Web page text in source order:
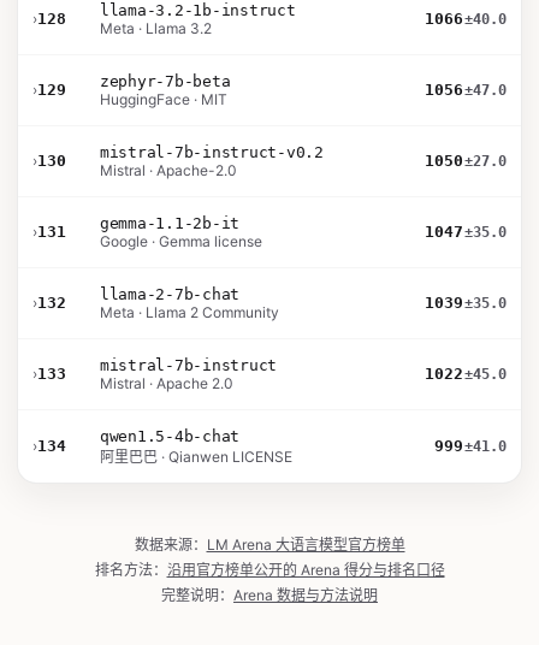
›128
llama-3.2-1b-instruct
Meta · Llama 3.2
1066±40.0
›129
zephyr-7b-beta
HuggingFace · MIT
1056±47.0
›130
mistral-7b-instruct-v0.2
Mistral · Apache-2.0
1050±27.0
›131
gemma-1.1-2b-it
Google · Gemma license
1047±35.0
›132
llama-2-7b-chat
Meta · Llama 2 Community
1039±35.0
›133
mistral-7b-instruct
Mistral · Apache 2.0
1022±45.0
›134
qwen1.5-4b-chat
阿里巴巴 · Qianwen LICENSE
999±41.0
数据来源： LM Arena 大语言模型官方榜单
排名方法： 沿用官方榜单公开的 Arena 得分与排名口径
完整说明： Arena 数据与方法说明